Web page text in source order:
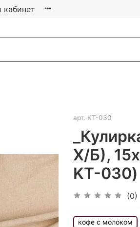
арт. KT-030
Х/Б),
KT-030)
(0)
кофе с молоком